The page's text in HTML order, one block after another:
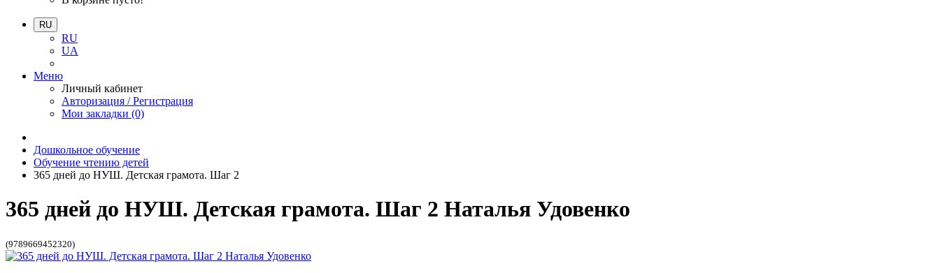
RU
RU
UA
Меню
Личный кабинет
Авторизация / Регистрация
Мои закладки (0)
Дошкольное обучение
Обучение чтению детей
365 дней до НУШ. Детская грамота. Шаг 2
365 дней до НУШ. Детская грамота. Шаг 2 Наталья Удовенко
(9789669452320)